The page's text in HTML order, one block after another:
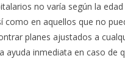
no varía según la
como en aquellos que no
planes ajustados a
ayuda inmediata en caso de